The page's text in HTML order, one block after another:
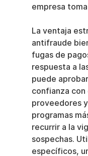
empresa
La ventaja
antifraude
fugas de
respuesta a
puede
confianza
proveedores
programas
recurrir a la
sospechas.
específicos,